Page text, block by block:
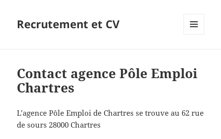
Recrutement et CV
Contact agence Pôle Emploi
Chartres
L’agence Pôle Emploi de Chartres se trouve au 62 rue
de sours 28000 Chartres